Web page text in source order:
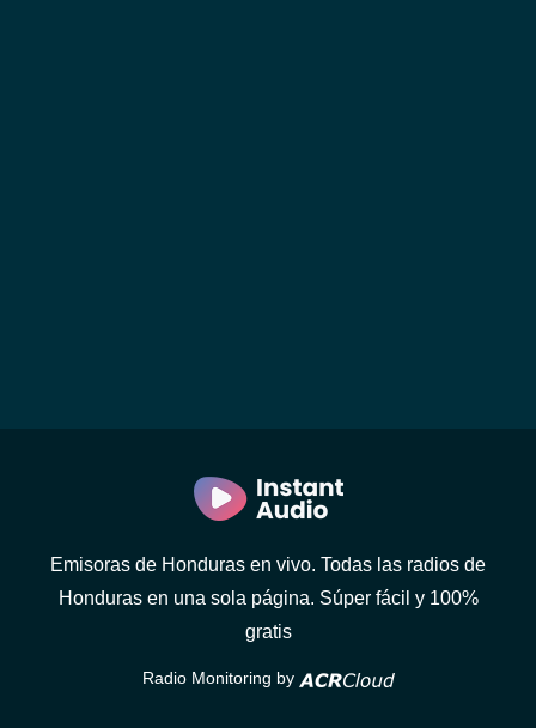
Emisoras de Honduras en vivo. Todas las radios de
Honduras en una sola página. Súper fácil y 100%
gratis
Radio Monitoring by